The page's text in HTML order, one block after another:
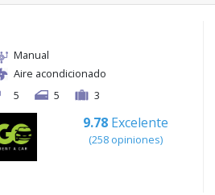
Manual
Aire acondicionado
5
5 3
9.78 Excelente
(258 opiniones)